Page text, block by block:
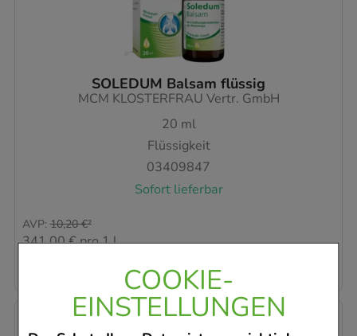
COOKIE-
EINSTELLUNGEN
SOLEDUM Balsam flüssig
MCM KLOSTERFRAU Vertr. GmbH
20 ml
Flüssigkeit
03409847
Sofort lieferbar
AVP: 10,20 €²
341,00 €pro 1 l